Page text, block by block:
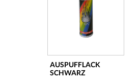
AUSPUFFLACK
SCHWARZ